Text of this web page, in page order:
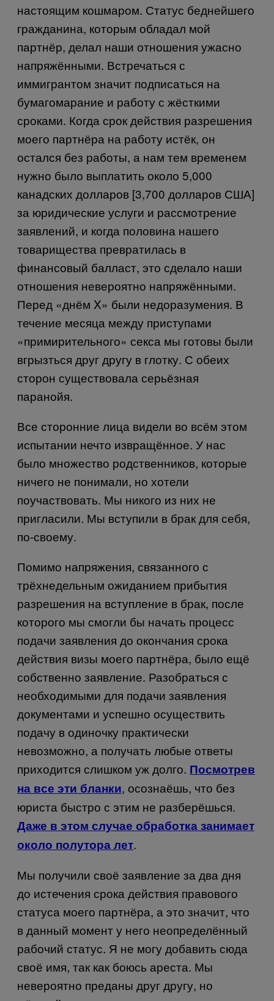
настоящим кошмаром. Статус беднейшего
гражданина, которым обладал мой
партнёр, делал наши отношения ужасно
напряжёнными. Встречаться с
иммигрантом значит подписаться на
бумагомарание и работу с жёсткими
сроками. Когда срок действия разрешения
моего партнёра на работу истёк, он
остался без работы, а нам тем временем
нужно было выплатить около 5,000
канадских долларов [3,700 долларов США]
за юридические услуги и рассмотрение
заявлений, и когда половина нашего
товарищества превратилась в
финансовый балласт, это сделало наши
отношения невероятно напряжёнными.
Перед «днём X» были недоразумения. В
течение месяца между приступами
«примирительного» секса мы готовы были
вгрызться друг другу в глотку. С обеих
сторон существовала серьёзная
паранойя.
Все сторонние лица видели во всём этом
испытании нечто извращённое. У нас
было множество родственников, которые
ничего не понимали, но хотели
поучаствовать. Мы никого из них не
пригласили. Мы вступили в брак для себя,
по-своему.
Помимо напряжения, связанного с
трёхнедельным ожиданием прибытия
разрешения на вступление в брак, после
которого мы смогли бы начать процесс
подачи заявления до окончания срока
действия визы моего партнёра, было ещё
собственно заявление. Разобраться с
необходимыми для подачи заявления
документами и успешно осуществить
подачу в одиночку практически
невозможно, а получать любые ответы
приходится слишком уж долго. Посмотрев
на все эти бланки, осознаёшь, что без
юриста быстро с этим не разберёшься.
Даже в этом случае обработка занимает
около полутора лет.
Мы получили своё заявление за два дня
до истечения срока действия правового
статуса моего партнёра, а это значит, что
в данный момент у него неопределённый
рабочий статус. Я не могу добавить сюда
своё имя, так как боюсь ареста. Мы
невероятно преданы друг другу, но